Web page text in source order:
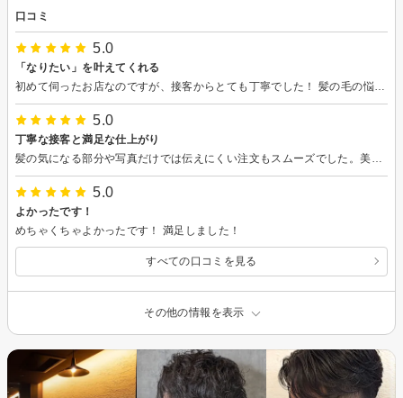
口コミ
5.0
「なりたい」を叶えてくれる
初めて伺ったお店なのですが、接客からとても丁寧でした！ 髪の毛の悩みも聞いてくださり、仕上がりもとても満足です！ 次回もまたお願いします！
5.0
丁寧な接客と満足な仕上がり
5.0
よかったです！
めちゃくちゃよかったです！ 満足しました！
すべての口コミを見る
その他の情報を表示